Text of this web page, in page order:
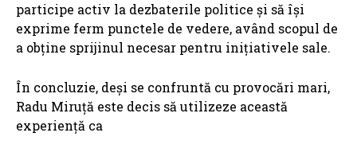
participe activ la dezbaterile politice și să își
exprime ferm punctele de vedere, având scopul de
a obține sprijinul necesar pentru inițiativele sale.
În concluzie, deși se confruntă cu provocări mari,
Radu Miruță este decis să utilizeze această
experiență ca